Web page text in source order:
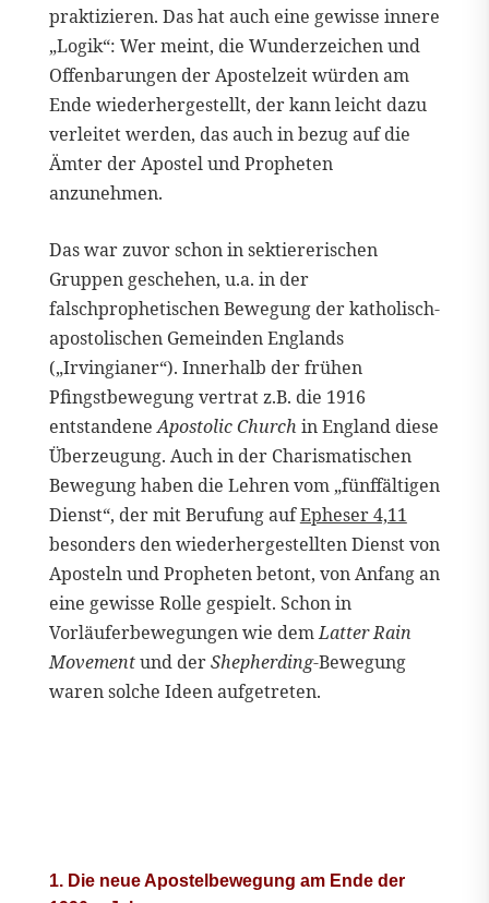
praktizieren. Das hat auch eine gewisse innere
„Logik“: Wer meint, die Wunderzeichen und
Offenbarungen der Apostelzeit würden am
Ende wiederhergestellt, der kann leicht dazu
verleitet werden, das auch in bezug auf die
Ämter der Apostel und Propheten
anzunehmen.
Das war zuvor schon in sektiererischen
Gruppen geschehen, u.a. in der
falschprophetischen Bewegung der katholisch-
apostolischen Gemeinden Englands
(„Irvingianer“). Innerhalb der frühen
Pfingstbewegung vertrat z.B. die 1916
entstandeneApostolic Church in England diese
Überzeugung. Auch in der Charismatischen
Bewegung haben die Lehren vom „fünffältigen
Dienst“, der mit Berufung aufEpheser 4,11
besonders den wiederhergestellten Dienst von
Aposteln und Propheten betont, von Anfang an
eine gewisse Rolle gespielt. Schon in
Vorläuferbewegungen wie demLatter Rain
Movementund derShepherding-Bewegung
waren solche Ideen aufgetreten.
1. Die neue Apostelbewegung am Ende der